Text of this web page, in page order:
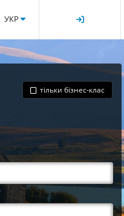
УКР
тільки бізнес-клас